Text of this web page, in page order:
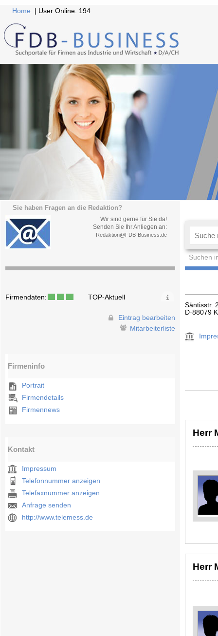
Home | User Online: 194
Sie haben Fragen an die Redaktion?
Wir sind gerne für Sie da!
Senden Sie Ihr Anliegen an:
Redaktion@FDB-Business.de
Suchen
Firmendaten: TOP-Aktuell
Eintrag bearbeiten
Mitarbeiterliste
Firmeninfo
Portrait
Firmendetails
Firmennews
Kontakt
Impressum
Telefonnummer anzeigen
Telefaxnummer anzeigen
Anfrage senden
http://www.telemess.de
Säntisstr.
D-88079
Herr
Herr